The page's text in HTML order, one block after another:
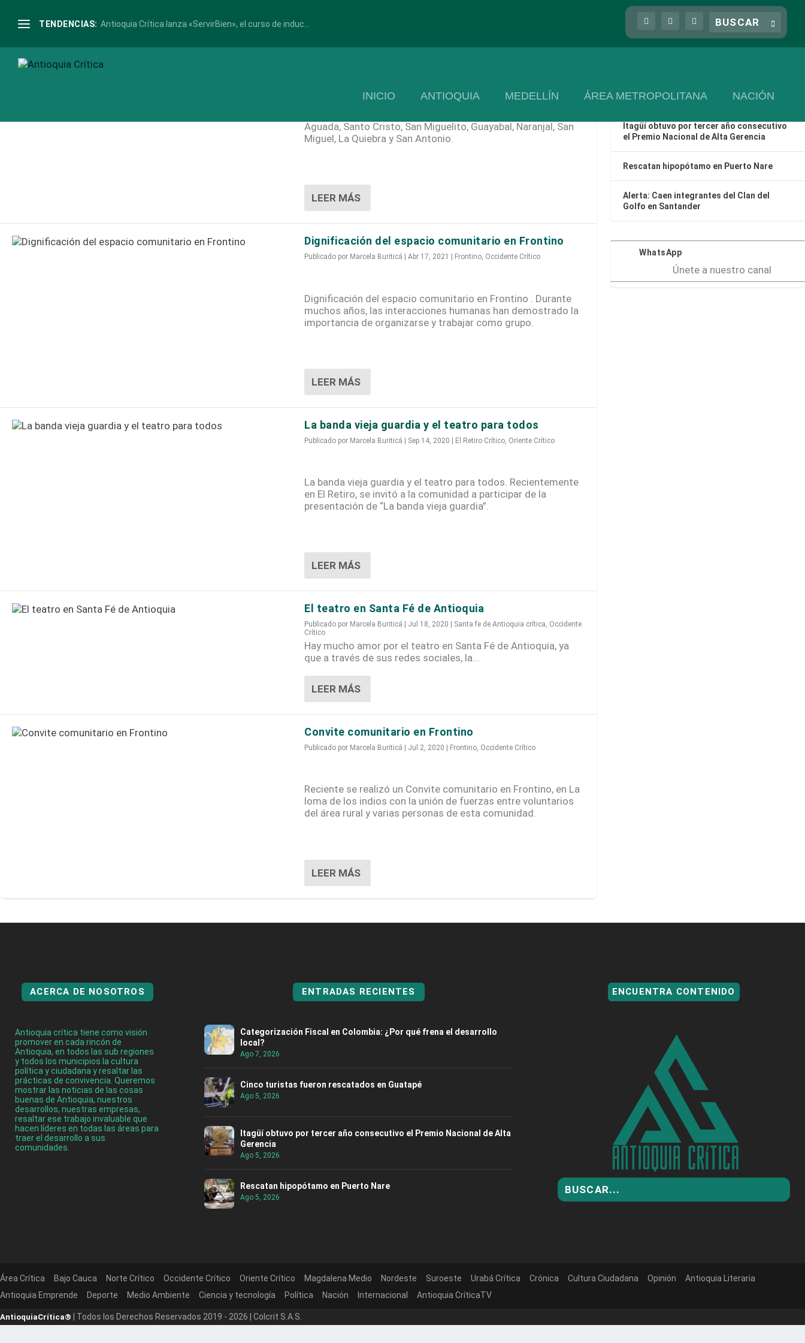
TENDENCIAS: Antioquia Crítica lanza «ServirBien», el curso de induc...
INICIO ANTIOQUIA MEDELLÍN ÁREA METROPOLITANA NACIÓN
Aguada, Santo Cristo, San Miguelito, Guayabal, Naranjal, San
Miguel, La Quiebra y San Antonio.
LEER MÁS
Dignificación del espacio comunitario en Frontino
Publicado por Marcela Buriticá Abr 17, 2021 Frontino, Occidente Crítico
Dignificación del espacio comunitario en Frontino . Durante
muchos años, las interacciones humanas han demostrado la
importancia de organizarse y trabajar como grupo.
LEER MÁS
La banda vieja guardia y el teatro para todos
Publicado por Marcela Buriticá | Sep 14, 2020 | El Retiro Crítico Oriente Crítico
La banda vieja guardia y el teatro para todos. Recientemente
en El Retiro, se invitó a la comunidad a participar de la
presentación de “La banda vieja guardia”.
LEER MÁS
El teatro en Santa Fé de Antioquia
Publicado por Marcela Buriticá Jul 18, 2020 Santa fe de Antioquia crítica, Occidente
Crítico
Hay mucho amor por el teatro en Santa Fé de Antioquia, ya
que a través de sus redes sociales, la...
LEER MÁS
Convite comunitario en Frontino
Publicado por Marcela Buriticá Jul 2, 2020 Frontino, Occidente Crítico
Reciente se realizó un Convite comunitario en Frontino, en La
loma de los indios con la unión de fuerzas entre voluntarios
del área rural y varias personas de esta comunidad.
LEER MÁS
Las más recientes
Categorización Fiscal en Colombia: ¿Por
Guatapé
Itagüí obtuvo por tercer año consecutivo
el Premio Nacional de Alta Gerencia
Rescatan hipopótamo en Puerto Nare
Alerta: Caen integrantes del Clan del
Golfo en Santander
WhatsApp
Únete a nuestro canal
ACERCA DE NOSOTROS
Antioquia crítica tiene como visión
promover en cada rincón de
Antioquia, en todos las sub regiones
y todos los municipios la cultura
política y ciudadana y resaltar las
prácticas de convivencia. Queremos
mostrar las noticias de las cosas
buenas de Antioquia, nuestros
desarrollos, nuestras empresas,
resaltar ese trabajo invaluable que
hacen líderes en todas las áreas para
traer el desarrollo a sus
comunidades.
ENTRADAS RECIENTES
Categorización Fiscal en Colombia: ¿Por qué frena el desarrollo
local?
Ago 7, 2026
Cinco turistas fueron rescatados en Guatapé
Ago 5, 2026
Itagüí obtuvo por tercer año consecutivo el Premio Nacional de Alta
Gerencia
Ago 5, 2026
Rescatan hipopótamo en Puerto Nare
Ago 5, 2026
ENCUENTRA CONTENIDO
Área Crítica Bajo Cauca Norte Crítico Occidente Crítico Oriente Crítico Magdalena Medio Nordeste Suroeste Urabá Crítica Crónica Cultura Ciudadana Opinión
Antioquia Literaria
Antioquia Emprende
Deporte Medio Ambiente Ciencia y tecnología Política Nación Internacional Antioquia CríticaTV
AntioquiaCrítica® | Todos los Derechos Reservados 2019 - 2026 | Colcrit S.A.S.